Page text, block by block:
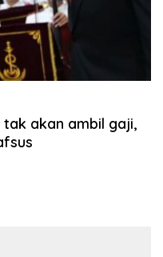
akan ambil gaji,